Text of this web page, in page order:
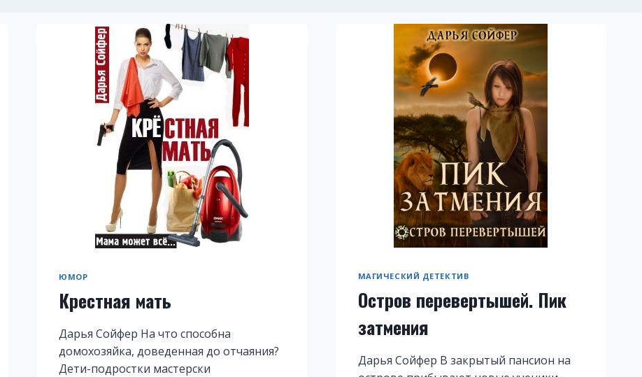
ЮМОР
Крестная мать
Дарья Сойфер На что способна
домохозяйка, доведенная до отчаяния?
Дети-подростки мастерски
МАГИЧЕСКИЙ ДЕТЕКТИВ
Остров перевертышей. Пик
затмения
Дарья Сойфер В закрытый пансион на